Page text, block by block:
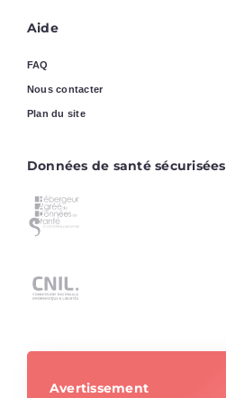
Aide
FAQ
Nous contacter
Plan du site
Données de santé sécurisées
Avertissement